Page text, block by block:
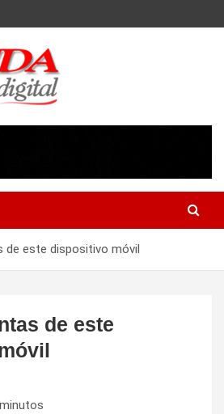
de este dispositivo móvil
de este
minutos